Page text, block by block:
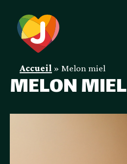
Accueil»Melon miel
MELON MIEL